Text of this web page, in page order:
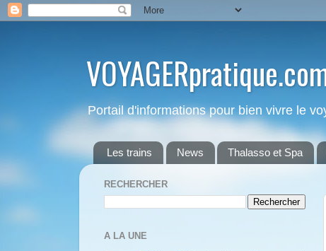
Portail d'informations pour bien vivre le
Les trains News Thalasso et Spa
RECHERCHER
A LA UNE